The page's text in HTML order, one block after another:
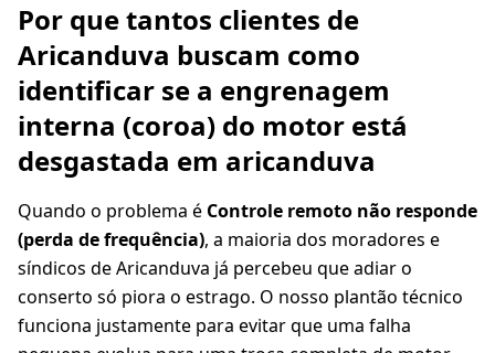
Por que tantos clientes de
Aricanduva buscam como
identificar se a engrenagem
interna (coroa) do motor está
desgastada em aricanduva
Quando o problema é Controle remoto não responde
(perda de frequência), a maioria dos moradores e
síndicos de Aricanduva já percebeu que adiar o
conserto só piora o estrago. O nosso plantão técnico
funciona justamente para evitar que uma falha